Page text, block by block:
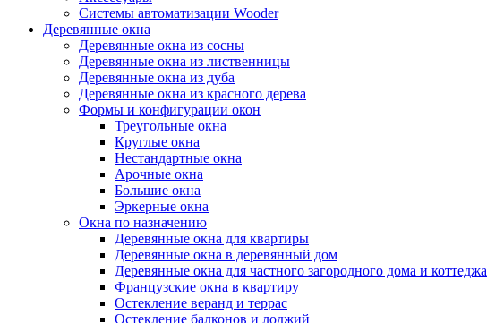
Системы автоматизации Wooder
Деревянные окна
Деревянные окна из сосны
Деревянные окна из лиственницы
Деревянные окна из дуба
Деревянные окна из красного дерева
Формы и конфигурации окон
Треугольные окна
Круглые окна
Нестандартные окна
Арочные окна
Большие окна
Эркерные окна
Окна по назначению
Деревянные окна для квартиры
Деревянные окна в деревянный дом
Деревянные окна для частного загородного дома и коттеджа
Французские окна в квартиру
Остекление веранд и террас
Остекление балконов и лоджий